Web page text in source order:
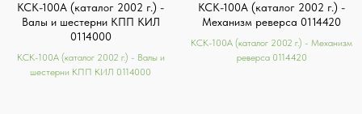
КСК-100А (каталог 2002 г.) -
Валы и шестерни КПП КИЛ
0114000
КСК-100А (каталог 2002 г.) - Валы и
шестерни КПП КИЛ 0114000
КСК-100А (каталог 2002 г.) -
Механизм реверса 0114420
КСК-100А (каталог 2002 г.) - Механизм
реверса 0114420